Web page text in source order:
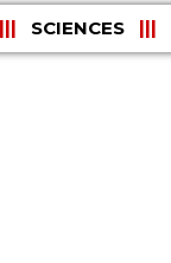
SCIENCES